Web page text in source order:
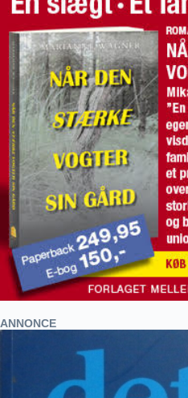
ANNONCE